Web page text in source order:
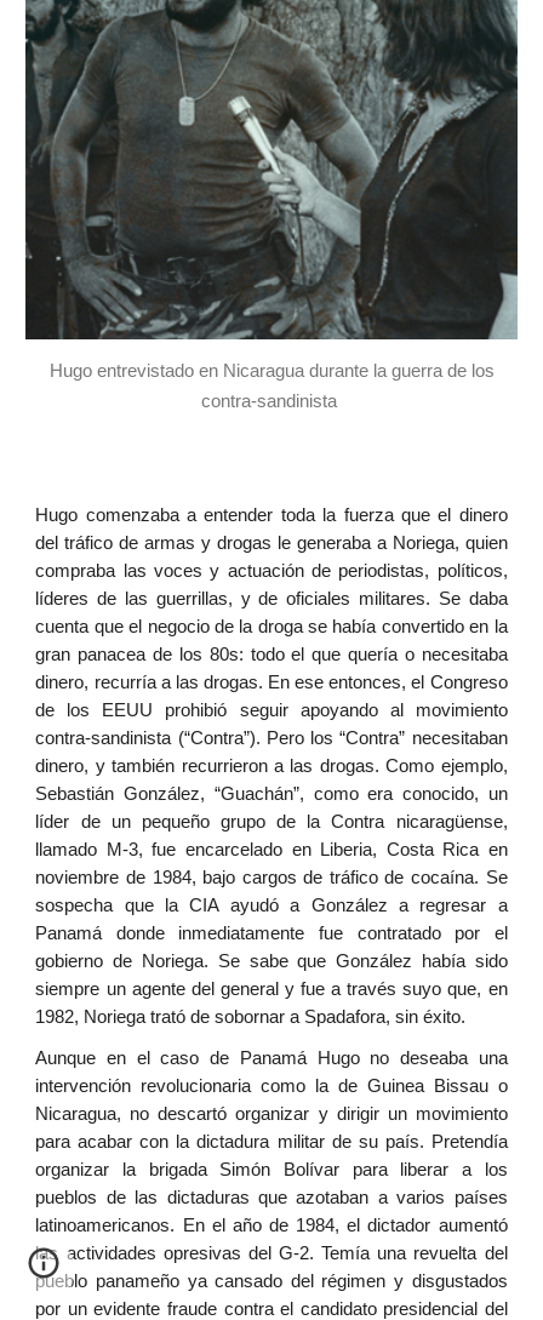
Hugo entrevistado en Nicaragua durante la guerra de los
contra-sandinista
Hugo comenzaba a entender toda la fuerza que el dinero
del tráfico de armas y drogas le generaba a Noriega, quien
compraba las voces y actuación de periodistas, políticos,
líderes de las guerrillas, y de oficiales militares. Se daba
cuenta que el negocio de la droga se había convertido en la
gran panacea de los 80s: todo el que quería o necesitaba
dinero, recurría a las drogas. En ese entonces, el Congreso
de los EEUU prohibió seguir apoyando al movimiento
contra-sandinista (“Contra”). Pero los “Contra” necesitaban
dinero, y también recurrieron a las drogas. Como ejemplo,
Sebastián González, “Guachán”, como era conocido, un
líder de un pequeño grupo de la Contra nicaragüense,
llamado M-3, fue encarcelado en Liberia, Costa Rica en
noviembre de 1984, bajo cargos de tráfico de cocaína. Se
sospecha que la CIA ayudó a González a regresar a
Panamá donde inmediatamente fue contratado por el
gobierno de Noriega. Se sabe que González había sido
siempre un agente del general y fue a través suyo que, en
1982, Noriega trató de sobornar a Spadafora, sin éxito.
Aunque en el caso de Panamá Hugo no deseaba una
intervención revolucionaria como la de Guinea Bissau o
Nicaragua, no descartó organizar y dirigir un movimiento
para acabar con la dictadura militar de su país. Pretendía
organizar la brigada Simón Bolívar para liberar a los
pueblos de las dictaduras que azotaban a varios países
latinoamericanos. En el año de 1984, el dictador aumentó
las actividades opresivas del G-2. Temía una revuelta del
pueblo panameño ya cansado del régimen y disgustados
por un evidente fraude contra el candidato presidencial del